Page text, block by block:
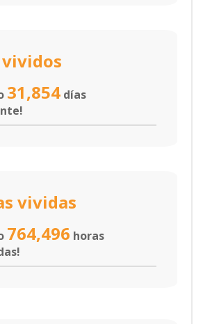
vividos
31,854 días
vividas
764,496 horas